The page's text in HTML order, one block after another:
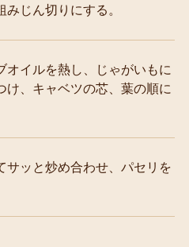
みじん切りにする。
オイルを熱し、じゃがいもに
け、キャベツの芯、葉の順に
サッと炒め合わせ、パセリを